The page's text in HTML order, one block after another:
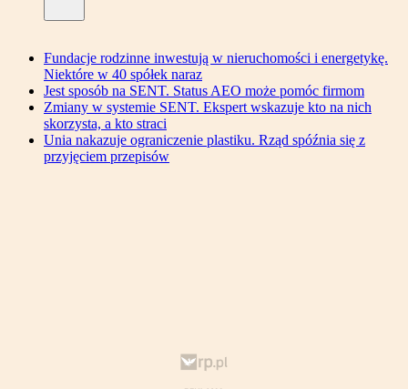
Fundacje rodzinne inwestują w nieruchomości i energetykę.
Niektóre w 40 spółek naraz
Jest sposób na SENT. Status AEO może pomóc firmom
Zmiany w systemie SENT. Ekspert wskazuje kto na nich
skorzysta, a kto straci
Unia nakazuje ograniczenie plastiku. Rząd spóźnia się z
przyjęciem przepisów